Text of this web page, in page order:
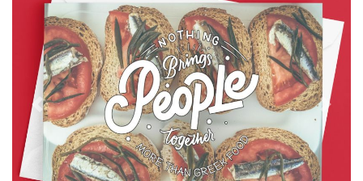
Avant Apres